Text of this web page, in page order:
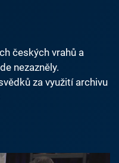
českých vrahů a
nezazněly.
za využití archivu